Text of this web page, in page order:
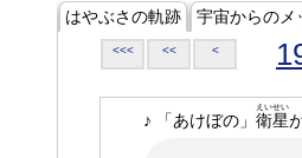
はやぶさの軌跡 宇宙からのメ
<<< << <
♪ 「あけぼの」 衛星
えいせい